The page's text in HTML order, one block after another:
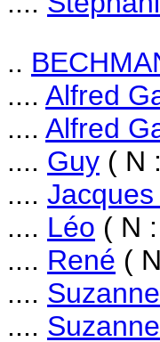
..
.... Alfred
.... Alfred
.... Guy ( N
....
.... Léo ( N
.... René (
.... Suzanne
.... Suzanne